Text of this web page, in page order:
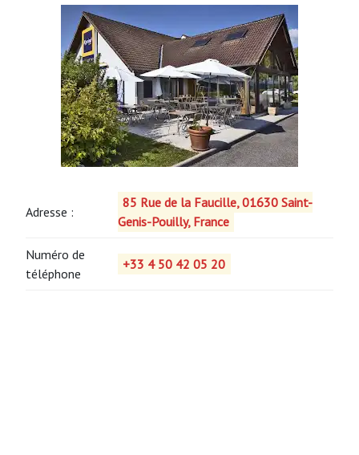
Adresse :
85 Rue de la Faucille, 01630 Saint-
Genis-Pouilly, France
Numéro de
téléphone
+33 4 50 42 05 20